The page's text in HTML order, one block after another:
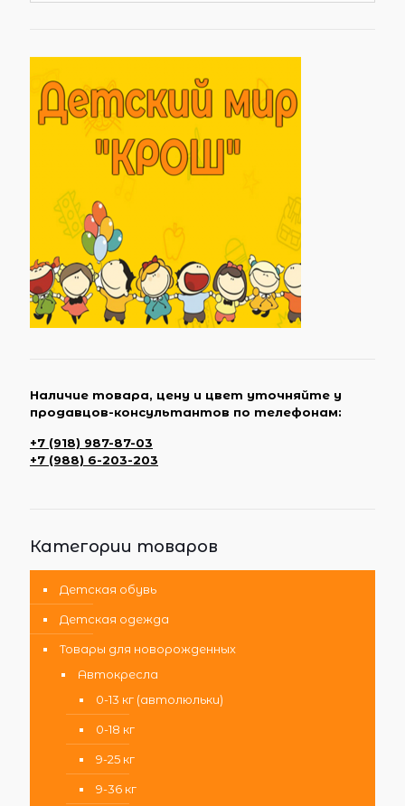
Наличие товара, цену и цвет уточняйте у
продавцов-консультантов по телефонам:
+7 (918) 987-87-03
+7 (988) 6-203-203
Категории товаров
Детская обувь
Детская одежда
Товары для новорожденных
Автокресла
0-13 кг (автолюльки)
0-18 кг
9-25 кг
9-36 кг